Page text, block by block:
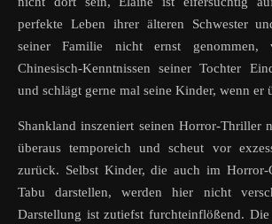
perfekte Leben ihrer älteren Schwester
seiner Familie nicht ernst genommen,
Chinesisch-Kenntnissen seiner Tochter
und schlägt gerne mal seine Kinder, wenn er
Shankland inszeniert seinen Horror-Thriller
überaus temporeich und scheut vor
zurück. Selbst Kinder, die auch im
Tabu darstellen, werden hier nicht
Darstellung ist zutiefst furchteinflößend.